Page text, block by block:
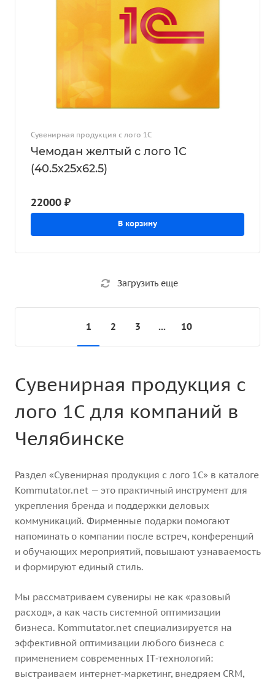
Сувенирная продукция с лого 1С
Чемодан желтый с лого 1С
(40.5х25х62.5)
22000 ₽
В корзину
Загрузить еще
1 2 3 ... 10
Сувенирная продукция с
лого 1С для компаний в
Челябинске
Раздел «Сувенирная продукция с лого 1С» в каталоге
Kommutator.net — это практичный инструмент для
укрепления бренда и поддержки деловых
коммуникаций. Фирменные подарки помогают
напоминать о компании после встреч, конференций
и обучающих мероприятий, повышают узнаваемость
и формируют единый стиль.
Мы рассматриваем сувениры не как «разовый
расход», а как часть системной оптимизации
бизнеса. Kommutator.net специализируется на
эффективной оптимизации любого бизнеса с
применением современных IT‑технологий:
выстраиваем интернет‑маркетинг, внедряем CRM,